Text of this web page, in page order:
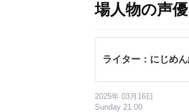
場人物の声
ライター：にじめ
2025年 03月16日
Sunday 21:00